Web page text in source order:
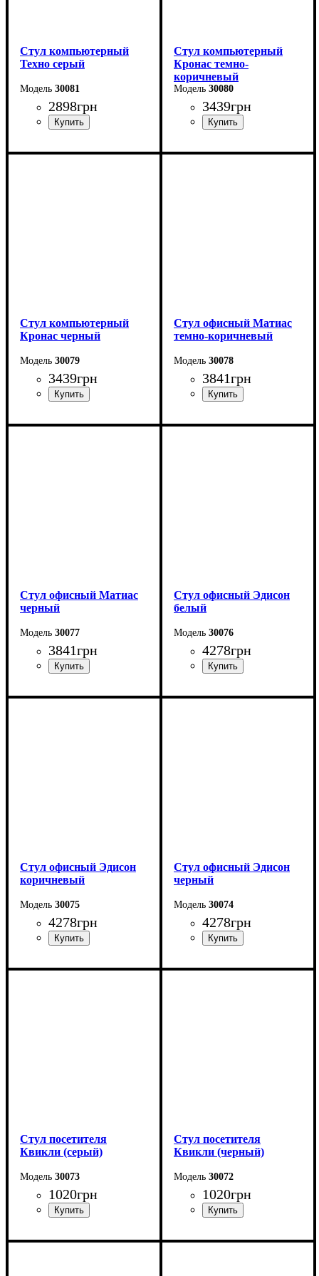
Стул компьютерный
Техно серый
30081
2898грн
Стул компьютерный
Кронас темно-
коричневый
30080
3439грн
Стул компьютерный
Кронас черный
30079
3439грн
Стул офисный Матиас
темно-коричневый
30078
3841грн
Стул офисный Матиас
черный
30077
3841грн
Стул офисный Эдисон
белый
30076
4278грн
Стул офисный Эдисон
коричневый
30075
4278грн
Стул офисный Эдисон
черный
30074
4278грн
Стул посетителя
Квикли (серый)
30073
1020грн
Стул посетителя
Квикли (черный)
30072
1020грн